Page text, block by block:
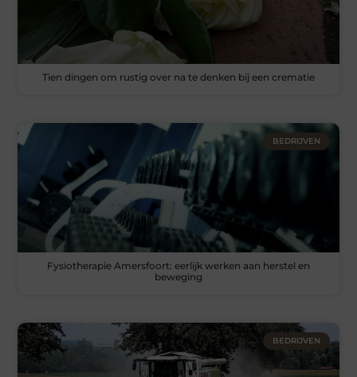
Tien dingen om rustig over na te denken bij een crematie
BEDRIJVEN
Fysiotherapie Amersfoort: eerlijk werken aan herstel en
beweging
BEDRIJVEN